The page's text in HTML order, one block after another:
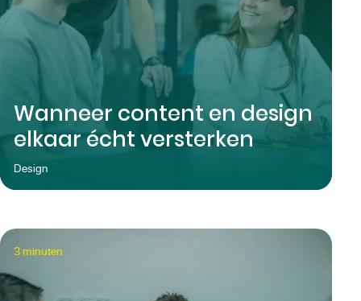
Wanneer content en design
elkaar écht versterken
Design
3minuten